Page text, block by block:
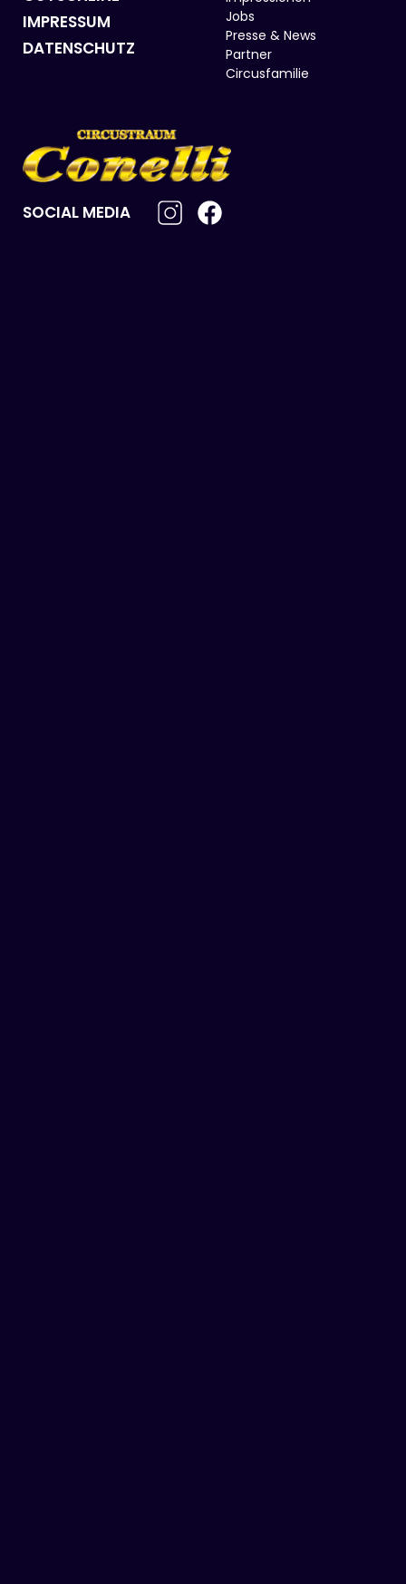
IMPRESSUM
DATENSCHUTZ
Jobs
Presse & News
Partner
Circusfamilie
SOCIAL MEDIA